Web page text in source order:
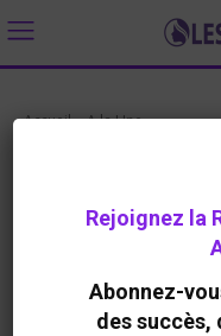
Accueil A la Une
révolutionne
l’anglais
LesAfricaines
Rejoignez la
Abonnez-
des succès,